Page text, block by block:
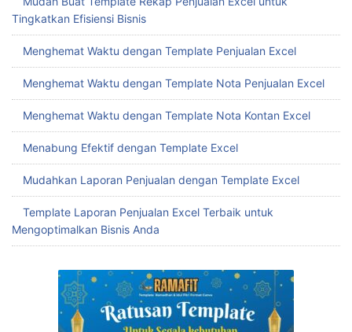
Tingkatkan Efisiensi Bisnis
Menghemat Waktu dengan Template Penjualan Excel
Menghemat Waktu dengan Template Nota Penjualan Excel
Menghemat Waktu dengan Template Nota Kontan Excel
Menabung Efektif dengan Template Excel
Mudahkan Laporan Penjualan dengan Template Excel
Template Laporan Penjualan Excel Terbaik untuk
Mengoptimalkan Bisnis Anda